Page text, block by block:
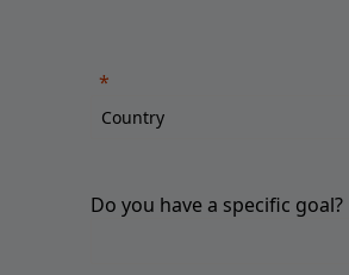
Do you have a specific goal?